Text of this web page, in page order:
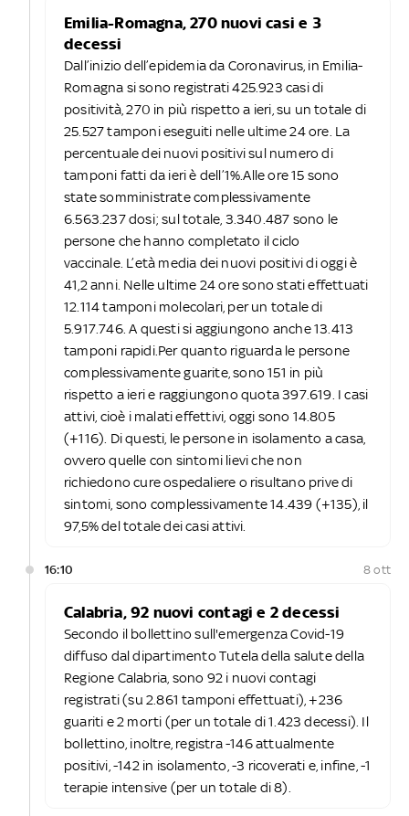
Emilia-Romagna, 270 nuovi casi e 3
decessi
Dall’inizio dell’epidemia da Coronavirus, in Emilia-
Romagna si sono registrati 425.923 casi di
positività, 270 in più rispetto a ieri, su un totale di
25.527 tamponi eseguiti nelle ultime 24 ore. La
percentuale dei nuovi positivi sul numero di
tamponi fatti da ieri è dell’1%.Alle ore 15 sono
state somministrate complessivamente
6.563.237 dosi; sul totale, 3.340.487 sono le
persone che hanno completato il ciclo
vaccinale. L’età media dei nuovi positivi di oggi è
41,2 anni. Nelle ultime 24 ore sono stati effettuati
12.114 tamponi molecolari, per un totale di
5.917.746. A questi si aggiungono anche 13.413
tamponi rapidi.Per quanto riguarda le persone
complessivamente guarite, sono 151 in più
rispetto a ieri e raggiungono quota 397.619. I casi
attivi, cioè i malati effettivi, oggi sono 14.805
(+116). Di questi, le persone in isolamento a casa,
ovvero quelle con sintomi lievi che non
richiedono cure ospedaliere o risultano prive di
sintomi, sono complessivamente 14.439 (+135), il
97,5% del totale dei casi attivi.
16:10 8 ott
Calabria, 92 nuovi contagi e 2 decessi
Secondo il bollettino sull'emergenza Covid-19
diffuso dal dipartimento Tutela della salute della
Regione Calabria, sono 92 i nuovi contagi
registrati (su 2.861 tamponi effettuati), +236
guariti e 2 morti (per un totale di 1.423 decessi). Il
bollettino, inoltre, registra -146 attualmente
positivi, -142 in isolamento, -3 ricoverati e, infine, -1
terapie intensive (per un totale di 8).